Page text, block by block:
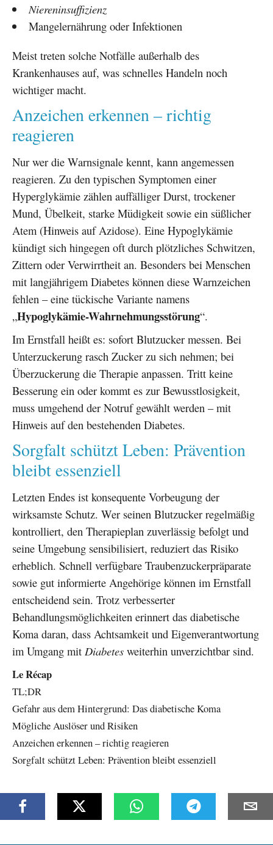
Niereninsuffizienz
Mangelernährung oder Infektionen
Meist treten solche Notfälle außerhalb des
Krankenhauses auf, was schnelles Handeln noch
wichtiger macht.
Anzeichen erkennen – richtig
reagieren
Nur wer die Warnsignale kennt, kann angemessen
reagieren. Zu den typischen Symptomen einer
Hyperglykämie zählen auffälliger Durst, trockener
Mund, Übelkeit, starke Müdigkeit sowie ein süßlicher
Atem (Hinweis auf Azidose). Eine Hypoglykämie
kündigt sich hingegen oft durch plötzliches Schwitzen,
Zittern oder Verwirrtheit an. Besonders bei Menschen
mit langjährigem Diabetes können diese Warnzeichen
fehlen – eine tückische Variante namens
„Hypoglykämie-Wahrnehmungsstörung“.
Im Ernstfall heißt es: sofort Blutzucker messen. Bei
Unterzuckerung rasch Zucker zu sich nehmen; bei
Überzuckerung die Therapie anpassen. Tritt keine
Besserung ein oder kommt es zur Bewusstlosigkeit,
muss umgehend der Notruf gewählt werden – mit
Hinweis auf den bestehenden Diabetes.
Sorgfalt schützt Leben: Prävention
bleibt essenziell
Letzten Endes ist konsequente Vorbeugung der
wirksamste Schutz. Wer seinen Blutzucker regelmäßig
kontrolliert, den Therapieplan zuverlässig befolgt und
seine Umgebung sensibilisiert, reduziert das Risiko
erheblich. Schnell verfügbare Traubenzuckerpräparate
sowie gut informierte Angehörige können im Ernstfall
entscheidend sein. Trotz verbesserter
Behandlungsmöglichkeiten erinnert das diabetische
Koma daran, dass Achtsamkeit und Eigenverantwortung
im Umgang mit Diabetes weiterhin unverzichtbar sind.
Le Récap
TL;DR
Gefahr aus dem Hintergrund: Das diabetische Koma
Mögliche Auslöser und Risiken
Anzeichen erkennen – richtig reagieren
Sorgfalt schützt Leben: Prävention bleibt essenziell